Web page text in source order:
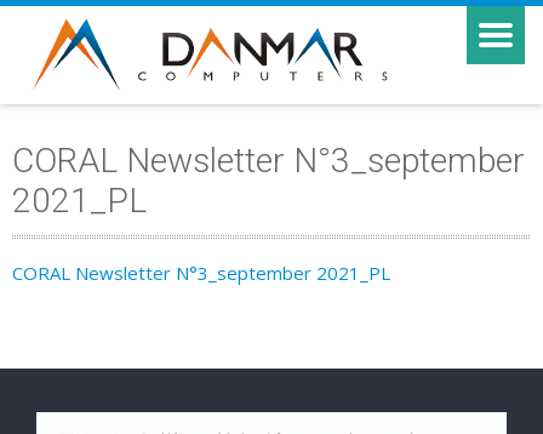
CORAL Newsletter N°3_september
2021_PL
CORAL Newsletter N°3_september 2021_PL